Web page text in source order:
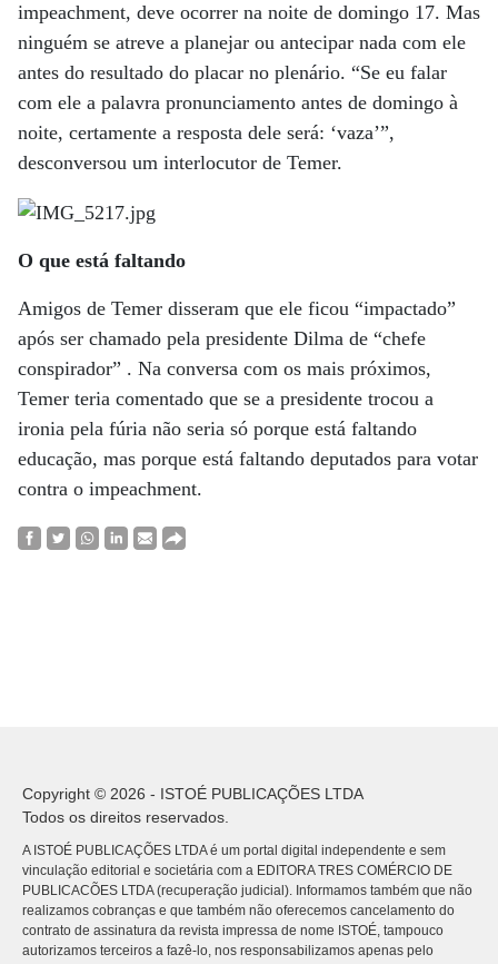
impeachment, deve ocorrer na noite de domingo 17. Mas
ninguém se atreve a planejar ou antecipar nada com ele
antes do resultado do placar no plenário. “Se eu falar
com ele a palavra pronunciamento antes de domingo à
noite, certamente a resposta dele será: ‘vaza’”,
desconversou um interlocutor de Temer.
O que está faltando
Amigos de Temer disseram que ele ficou “impactado”
após ser chamado pela presidente Dilma de “chefe
conspirador” . Na conversa com os mais próximos,
Temer teria comentado que se a presidente trocou a
ironia pela fúria não seria só porque está faltando
educação, mas porque está faltando deputados para votar
contra o impeachment.
Copyright © 2026 - ISTOÉ PUBLICAÇÕES LTDA
Todos os direitos reservados.
A ISTOÉ PUBLICAÇÕES LTDA é um portal digital independente e sem
vinculação editorial e societária com a EDITORA TRES COMÉRCIO DE
PUBLICACÕES LTDA (recuperação judicial). Informamos também que não
realizamos cobranças e que também não oferecemos cancelamento do
contrato de assinatura da revista impressa de nome ISTOÉ, tampouco
autorizamos terceiros a fazê-lo, nos responsabilizamos apenas pelo